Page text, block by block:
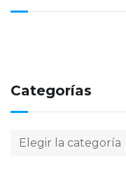
Categorías